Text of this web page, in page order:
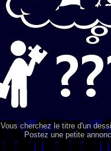
Vous cherchez le titre d'un
Postez une petite